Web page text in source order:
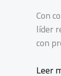
Con
líder
con
El
Leer